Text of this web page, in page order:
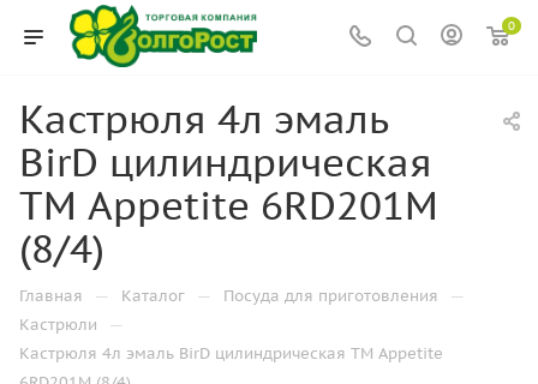
0
Кастрюля 4л эмаль
BirD цилиндрическая
ТМ Appetite 6RD201M
(8/4)
Главная — Каталог — Посуда для приготовления —
Кастрюли —
Кастрюля 4л эмаль BirD цилиндрическая ТМ Appetite